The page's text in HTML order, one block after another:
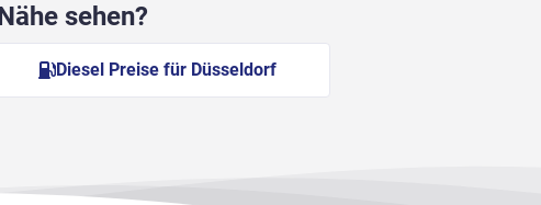
sehen?
Diesel Preise für Düsseldorf